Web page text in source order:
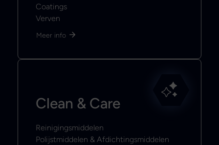
Coatings
Verven
Meer info
Clean & Care
Reinigingsmiddelen
Polijstmiddelen & Afdichtingsmiddelen